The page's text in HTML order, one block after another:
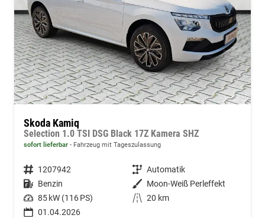
Skoda Kamiq
Selection 1.0 TSI DSG Black 17Z Kamera SHZ
sofort lieferbar Fahrzeug mit Tageszulassung
Fahrzeugnummer 1207942 Getriebe Automatik
Kraftstoff Benzin Außenfarbe Moon-Weiß Perleffekt
Leistung 85 kW (116 PS) Kilometerstand 20 km
01.04.2026